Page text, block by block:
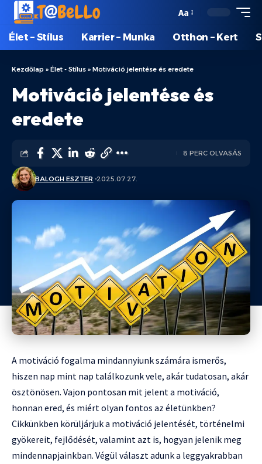
Aa
Élet – Stílus Karrier – Munka Otthon – Kert
Kezdőlap » Élet - Stílus » Motiváció jelentése és eredete
Motiváció jelentése és
eredete
BALOGH ESZTER 2025.07.27.
8 PERC OLVASÁS
A motiváció fogalma mindannyiunk számára ismerős,
hiszen nap mint nap találkozunk vele, akár tudatosan, akár
ösztönösen. Vajon pontosan mit jelent a motiváció,
honnan ered, és miért olyan fontos az életünkben?
Cikkünkben körüljárjuk a motiváció jelentését, történelmi
gyökereit, fejlődését, valamint azt is, hogyan jelenik meg
mindennapjainkban. Végül választ adunk a leggyakrabban